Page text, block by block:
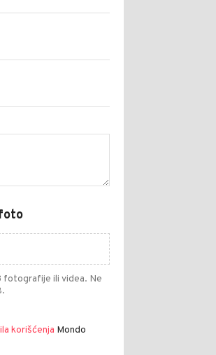
fotografije ili videa. Ne
korišćenja Mondo